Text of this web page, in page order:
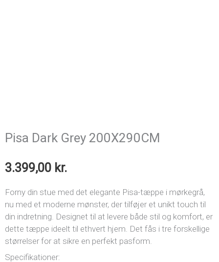
Pisa Dark Grey 200X290CM
3.399,00 kr.
Forny din stue med det elegante Pisa-tæppe i mørkegrå,
nu med et moderne mønster, der tilføjer et unikt touch til
din indretning. Designet til at levere både stil og komfort, er
dette tæppe ideelt til ethvert hjem. Det fås i tre forskellige
størrelser for at sikre en perfekt pasform.
Specifikationer: